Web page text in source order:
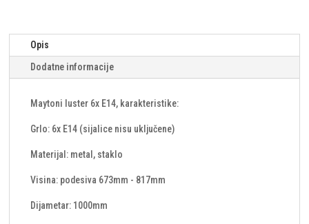
Opis
Dodatne informacije
Maytoni luster 6x E14, karakteristike:
Grlo: 6x E14 (sijalice nisu uključene)
Materijal: metal, staklo
Visina: podesiva 673mm - 817mm
Dijametar: 1000mm